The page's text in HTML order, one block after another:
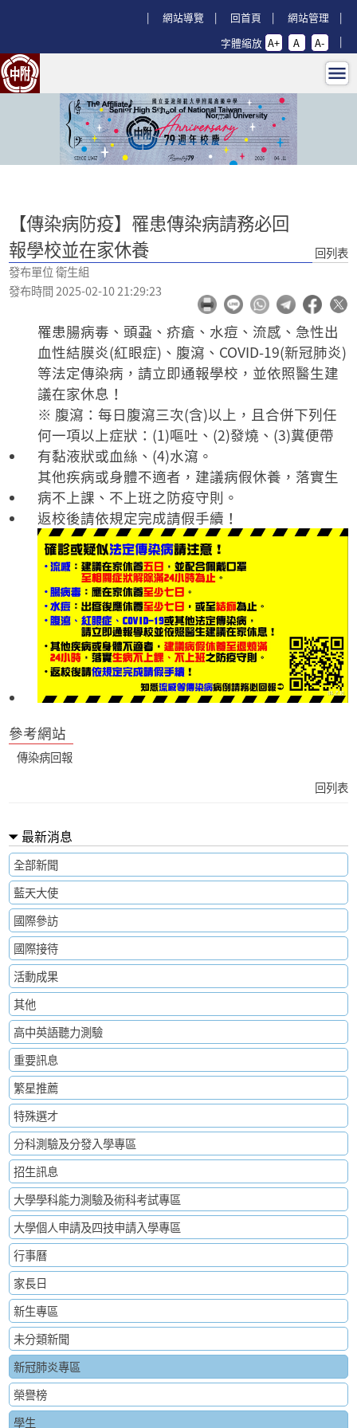
網站導覽
回首頁
網站管理
字體縮放 A+ A A-
【傳染病防疫】罹患傳染病請務必
:::
【傳染病防疫】罹患傳染病請務必回
報學校並在家休養
發布單位 衛生組
發布時間 2025-02-10 21:29:23
回列表
罹患腸病毒、頭蝨、疥瘡、水痘、流感、急性出
血性結膜炎(紅眼症)、腹瀉、COVID-19(新冠肺炎)
等法定傳染病，請立即通報學校，並依照醫生建
議在家休息！
※ 腹瀉：每日腹瀉三次(含)以上，且合併下列任
何一項以上症狀：(1)嘔吐、(2)發燒、(3)糞便帶
有黏液狀或血絲、(4)水瀉。
其他疾病或身體不適者，建議病假休養，落實生
病不上課、不上班之防疫守則。
返校後請依規定完成請假手續！
參考網站
傳染病回報
回列表
最新消息
全部新聞
藍天大使
國際參訪
國際接待
活動成果
其他
高中英語聽力測驗
重要訊息
繁星推薦
特殊選才
分科測驗及分發入學專區
招生訊息
大學學科能力測驗及術科考試專區
大學個人申請及四技申請入學專區
行事曆
家長日
新生專區
未分類新聞
新冠肺炎專區
榮譽榜
學生